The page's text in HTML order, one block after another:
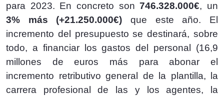
para 2023. En concreto son746.328.000€, un
3% más (+21.250.000€) que este año. El
incremento del presupuesto se destinará, sobre
todo, a financiar los gastos del personal (16,9
millones de euros más para abonar el
incremento retributivo general de la plantilla, la
carrera profesional de las y los agentes, la